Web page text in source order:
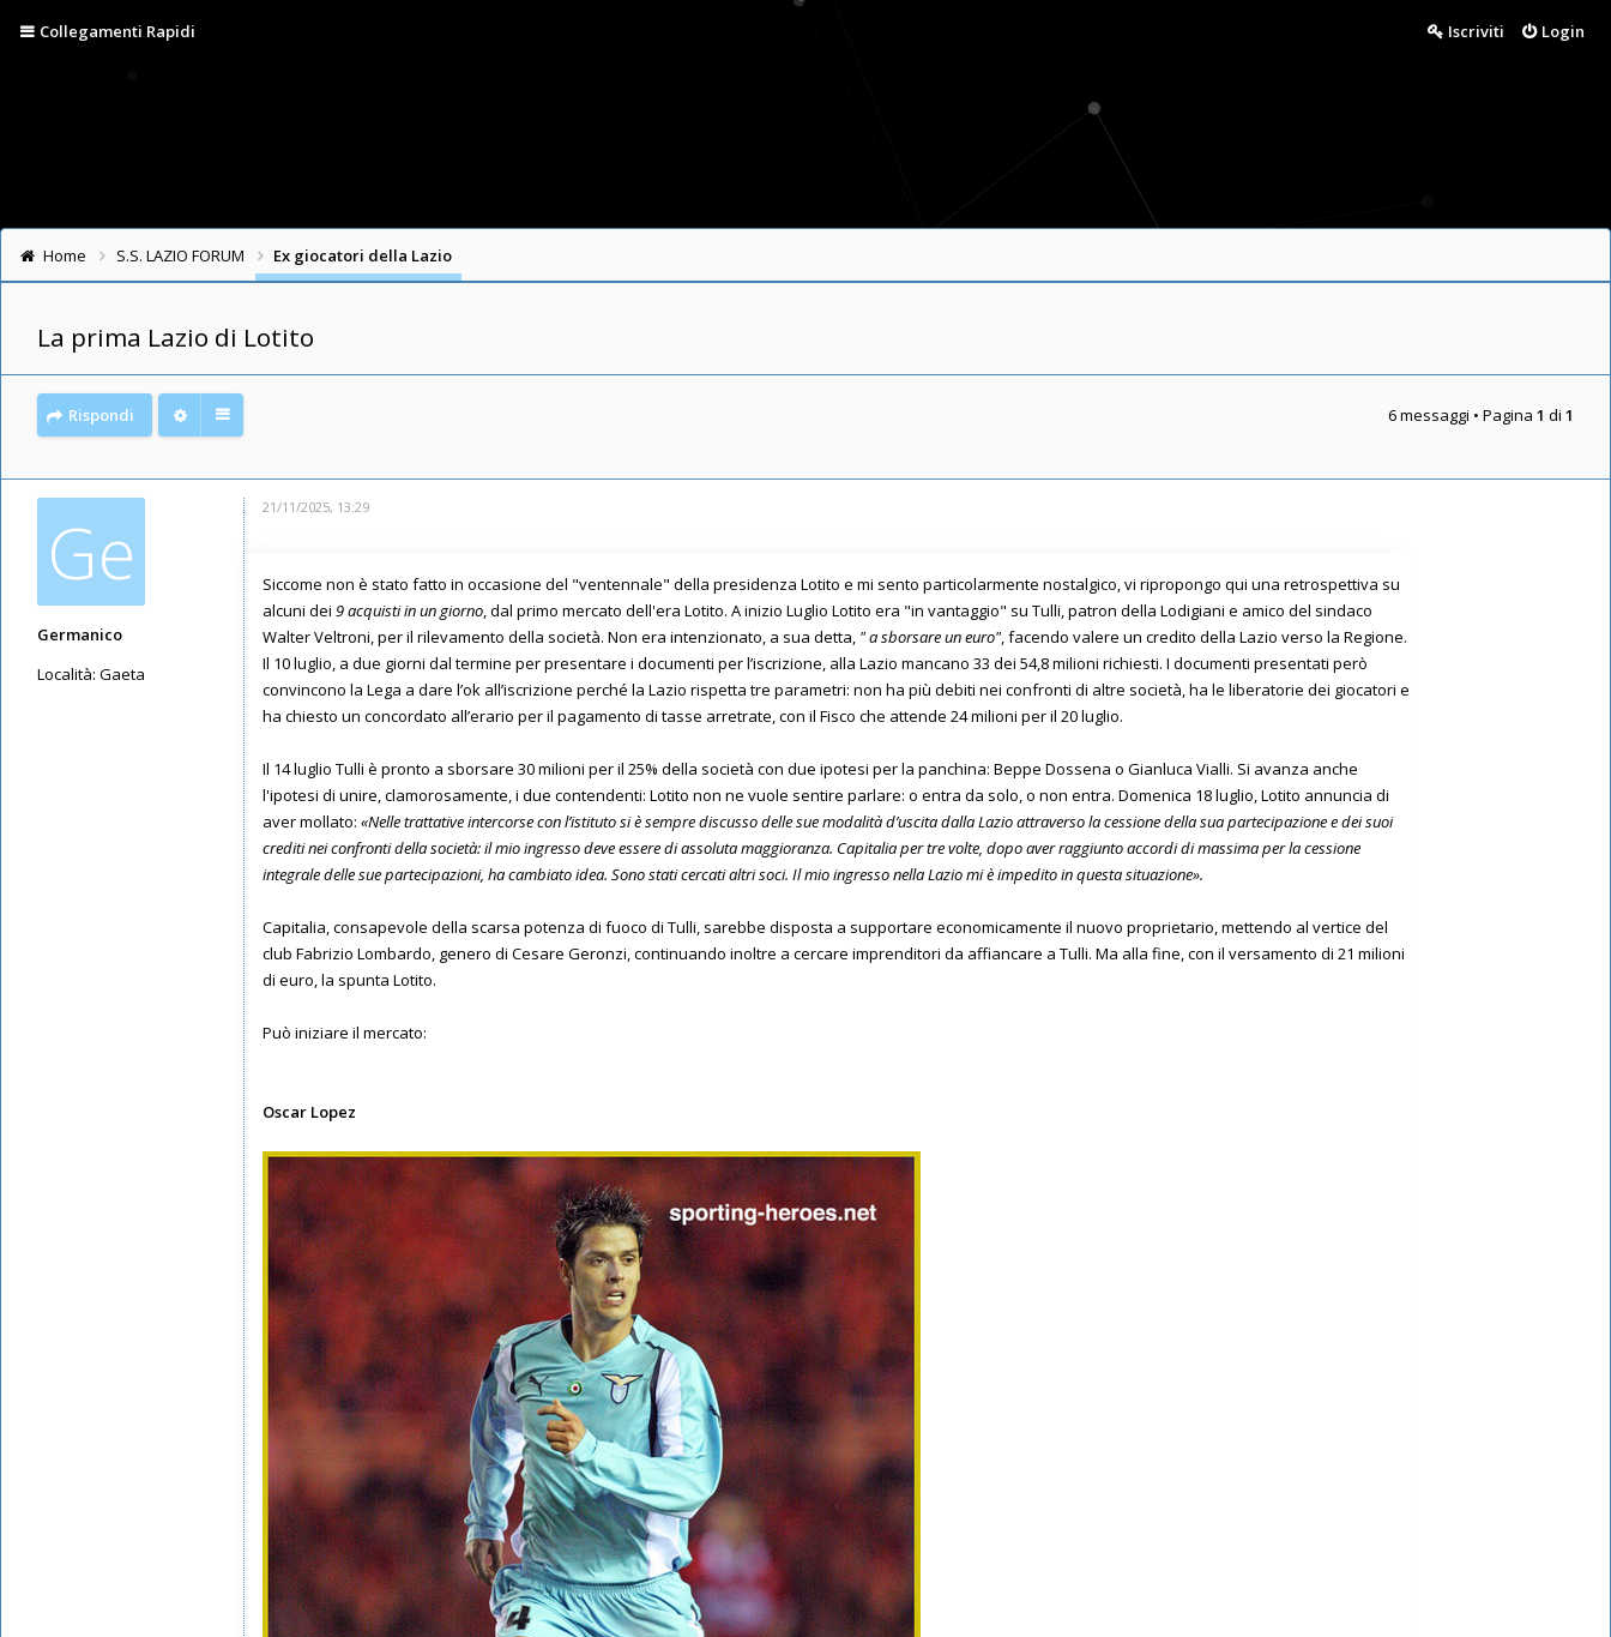
Collegamenti Rapidi Login
Iscriviti
Home S.S. LAZIO FORUM Ex giocatori della Lazio
La prima Lazio di Lotito
Rispondi 6 messaggi • Pagina 1 di 1
Ge
Germanico
Località: Gaeta
21/11/2025, 13:29
Siccome non è stato fatto in occasione del "ventennale" della presidenza Lotito e mi sento particolarmente nostalgico, vi ripropongo qui una retrospettiva su
alcuni dei 9 acquisti in un giorno , dal primo mercato dell'era Lotito. A inizio Luglio Lotito era "in vantaggio" su Tulli, patron della Lodigiani e amico del sindaco
Walter Veltroni, per il rilevamento della società. Non era intenzionato, a sua detta, " a sborsare un euro" , facendo valere un credito della Lazio verso la Regione.
Il 10 luglio, a due giorni dal termine per presentare i documenti per l’iscrizione, alla Lazio mancano 33 dei 54,8 milioni richiesti. I documenti presentati però
convincono la Lega a dare l’ok all’iscrizione perché la Lazio rispetta tre parametri: non ha più debiti nei confronti di altre società, ha le liberatorie dei giocatori e
ha chiesto un concordato all’erario per il pagamento di tasse arretrate, con il Fisco che attende 24 milioni per il 20 luglio.
Il 14 luglio Tulli è pronto a sborsare 30 milioni per il 25% della società con due ipotesi per la panchina: Beppe Dossena o Gianluca Vialli. Si avanza anche
l'ipotesi di unire, clamorosamente, i due contendenti: Lotito non ne vuole sentire parlare: o entra da solo, o non entra. Domenica 18 luglio, Lotito annuncia di
aver mollato: «Nelle trattative intercorse con l’istituto si è sempre discusso delle sue modalità d’uscita dalla Lazio attraverso la cessione della sua partecipazione e dei suoi
crediti nei confronti della società: il mio ingresso deve essere di assoluta maggioranza. Capitalia per tre volte, dopo aver raggiunto accordi di massima per la cessione
integrale delle sue partecipazioni, ha cambiato idea. Sono stati cercati altri soci. Il mio ingresso nella Lazio mi è impedito in questa situazione».
Capitalia, consapevole della scarsa potenza di fuoco di Tulli, sarebbe disposta a supportare economicamente il nuovo proprietario, mettendo al vertice del
club Fabrizio Lombardo, genero di Cesare Geronzi, continuando inoltre a cercare imprenditori da affiancare a Tulli. Ma alla fine, con il versamento di 21 milioni
di euro, la spunta Lotito.
Può iniziare il mercato:
Oscar Lopez